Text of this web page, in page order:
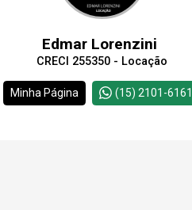
Edmar Lorenzini
CRECI 255350 - Locação
Minha Página (15) 2101-6161